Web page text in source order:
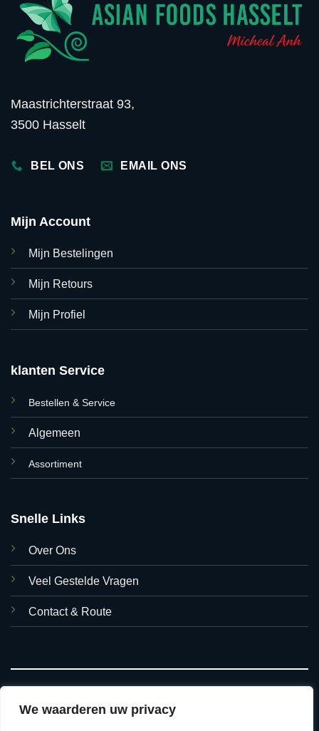
We waarderen uw privacy
Maastrichterstraat 93,
3500 Hasselt
BEL ONS EMAIL ONS
Mijn Account
Mijn Bestelingen
Mijn Retours
Mijn Profiel
klanten Service
Bestellen & Service
Algemeen
Assortiment
Snelle Links
Over Ons
Veel Gestelde Vragen
Contact & Route